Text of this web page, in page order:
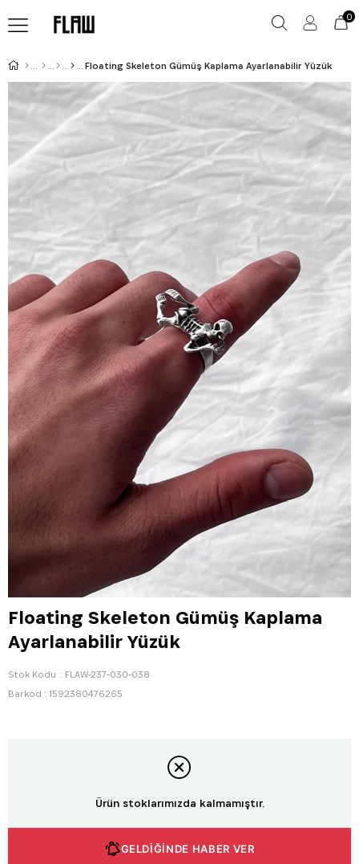
0
Floating Skeleton Gümüş Kaplama Ayarlanabilir Yüzük
Floating Skeleton Gümüş Kaplama
Ayarlanabilir Yüzük
Stok Kodu
FLAW-237-030-038
Barkod : 1592380476265
Ürün stoklarımızda kalmamıştır.
GELDİĞİNDE HABER VER